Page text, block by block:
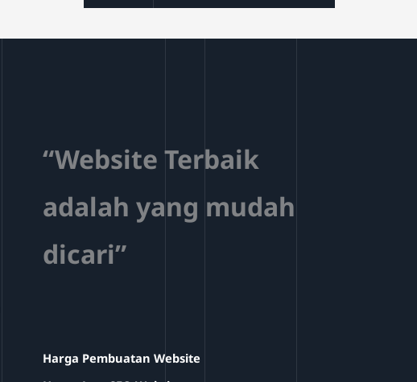
“Website Terbaik
adalah yang mudah
dicari”
Harga Pembuatan Website